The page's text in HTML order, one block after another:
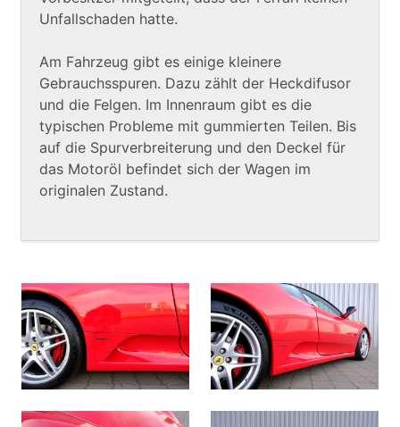
Unfallschaden hatte.
Am Fahrzeug gibt es einige kleinere
Gebrauchsspuren. Dazu zählt der Heckdifusor
und die Felgen. Im Innenraum gibt es die
typischen Probleme mit gummierten Teilen. Bis
auf die Spurverbreiterung und den Deckel für
das Motoröl befindet sich der Wagen im
originalen Zustand.